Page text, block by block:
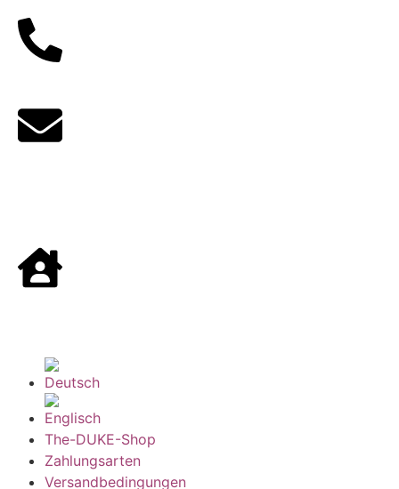
The-DUKE-Shop
Zahlungsarten
Versandbedingungen